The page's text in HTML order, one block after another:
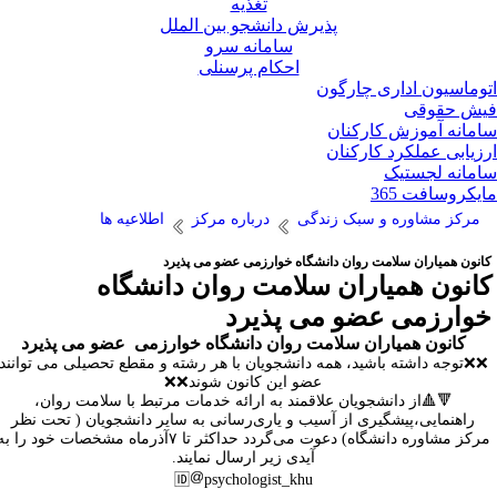
تغذیه
پذیرش دانشجو بین الملل
سامانه سرو
احکام پرسنلی
اداری چارگون
حقوقی
آموزش کارکنان
عملکرد کارکنان
لجستیک
365
مرکز مشاوره و سبک زندگی درباره مرکز اطلاعیه ها
همیاران سلامت روان دانشگاه خوارزمی عضو می پذیرد
همیاران سلامت روان دانشگاه
عضو می پذیرد
کانون همیاران سلامت روان دانشگاه خوارزمی عضو می پذیرد
داشته باشید، همه دانشجویان با هر رشته و مقطع تحصیلی می توانند
عضو این کانون شوند❌❌
🔻🔺️از دانشجویان علاقمند به ارائه خدمات مرتبط با سلامت روان،
راهنمایی،پیشگیری از آسیب و یاری‌رسانی به سایر دانشجویان ( تحت نظر
مرکز مشاوره دانشگاه) دعوت می‌گردد حداکثر تا ۷آذرماه مشخصات خود را به
آیدی زیر ارسال نمایند.
🆔️
psychologist_khu